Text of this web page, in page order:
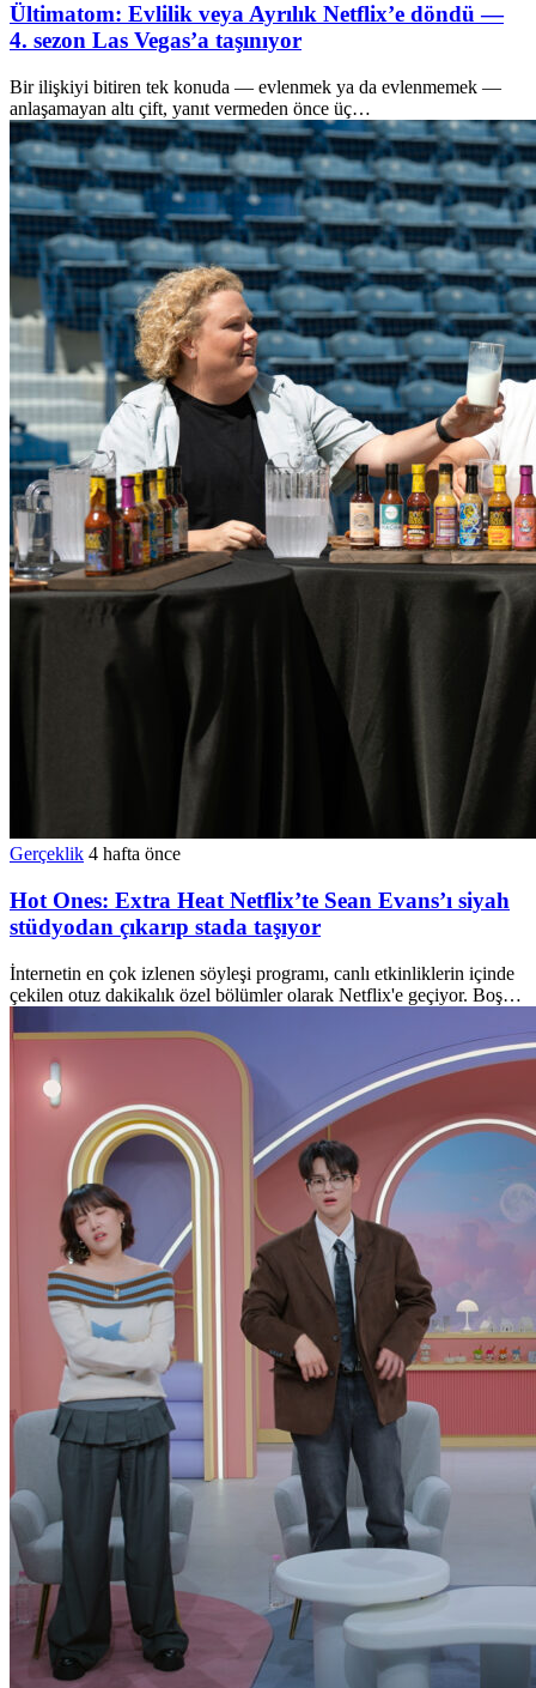
Ültimatom: Evlilik veya Ayrılık Netflix’e döndü —
4. sezon Las Vegas’a taşınıyor
Bir ilişkiyi bitiren tek konuda — evlenmek ya da evlenmemek —
anlaşamayan altı çift, yanıt vermeden önce üç…
Gerçeklik 4 hafta önce
Hot Ones: Extra Heat Netflix’te Sean Evans’ı siyah
stüdyodan çıkarıp stada taşıyor
İnternetin en çok izlenen söyleşi programı, canlı etkinliklerin içinde
çekilen otuz dakikalık özel bölümler olarak Netflix'e geçiyor. Boş…